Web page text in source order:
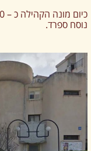
נוסח ספרד.